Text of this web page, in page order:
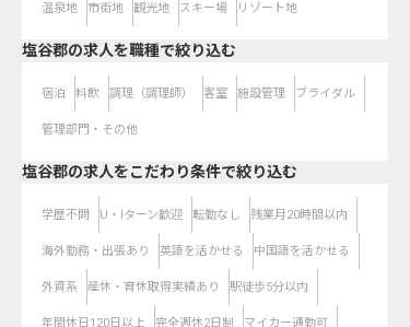
温泉地 市街地 観光地 スキー場 リゾート地
塩谷郡の求人を職種で絞り込む
宿泊 料飲 調理（調理師） 客室 施設管理 ブライダル
管理部門・その他
塩谷郡の求人をこだわり条件で絞り込む
学歴不問 U・Iターン歓迎 転勤なし 残業月20時間以内
海外勤務・出張あり 英語を活かせる 中国語を活かせる
外資系 産休・育休取得実績あり 駅徒歩5分以内
年間休日120日以上 完全週休2日制 マイカー通勤可